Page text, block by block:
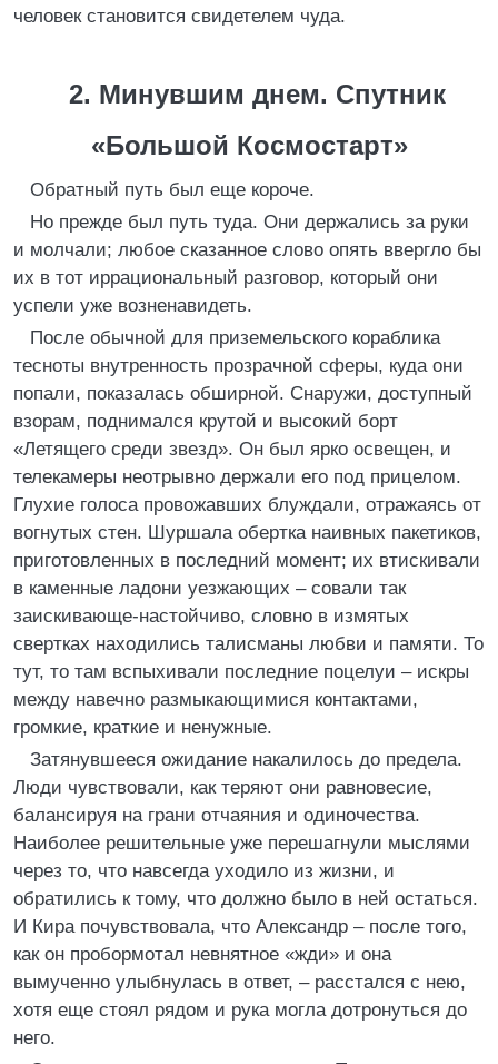
человек становится свидетелем чуда.
2. Минувшим днем. Спутник
«Большой Космостарт»
Обратный путь был еще короче.
Но прежде был путь туда. Они держались за руки
и молчали; любое сказанное слово опять ввергло бы
их в тот иррациональный разговор, который они
успели уже возненавидеть.
После обычной для приземельского кораблика
тесноты внутренность прозрачной сферы, куда они
попали, показалась обширной. Снаружи, доступный
взорам, поднимался крутой и высокий борт
«Летящего среди звезд». Он был ярко освещен, и
телекамеры неотрывно держали его под прицелом.
Глухие голоса провожавших блуждали, отражаясь от
вогнутых стен. Шуршала обертка наивных пакетиков,
приготовленных в последний момент; их втискивали
в каменные ладони уезжающих – совали так
заискивающе-настойчиво, словно в измятых
свертках находились талисманы любви и памяти. То
тут, то там вспыхивали последние поцелуи – искры
между навечно размыкающимися контактами,
громкие, краткие и ненужные.
Затянувшееся ожидание накалилось до предела.
Люди чувствовали, как теряют они равновесие,
балансируя на грани отчаяния и одиночества.
Наиболее решительные уже перешагнули мыслями
через то, что навсегда уходило из жизни, и
обратились к тому, что должно было в ней остаться.
И Кира почувствовала, что Александр – после того,
как он пробормотал невнятное «жди» и она
вымученно улыбнулась в ответ, – расстался с нею,
хотя еще стоял рядом и рука могла дотронуться до
него.